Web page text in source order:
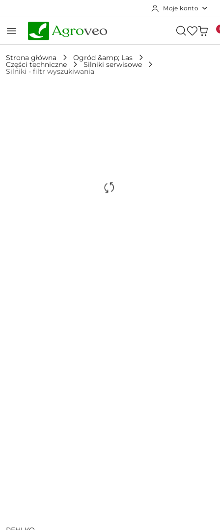
Moje konto
Strona główna Ogród &amp; Las
Części techniczne Silniki serwisowe
Silniki - filtr wyszukiwania
NAZWA